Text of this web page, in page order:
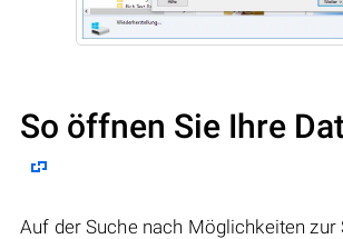
So öffnen Sie Ihre
Auf der Suche nach Möglichkeiten zur